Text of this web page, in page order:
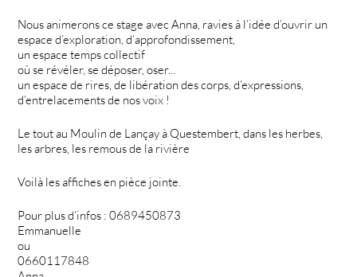
Nous animerons ce stage avec Anna, ravies à l’idée d’ouvrir un
espace d’exploration, d’approfondissement,
un espace temps collectif
où se révéler, se déposer, oser...
un espace de rires, de libération des corps, d’expressions,
d’entrelacements de nos voix !
Le tout au Moulin de Lançay à Questembert, dans les herbes,
les arbres, les remous de la rivière
Voilà les affiches en pièce jointe.
Pour plus d’infos : 0689450873
Emmanuelle
ou
0660117848